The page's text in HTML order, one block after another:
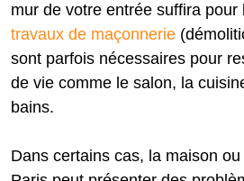
mur de votre entrée suffira
travaux de maçonnerie
sont parfois nécessaires pour
de vie comme le salon, la
bains.
Dans certains cas, la maison